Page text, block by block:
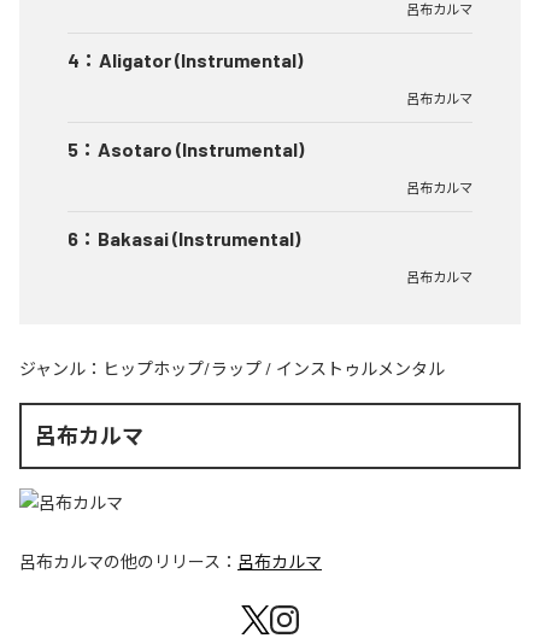
呂布カルマ
4 ： Aligator (Instrumental)
呂布カルマ
5 ： Asotaro (Instrumental)
呂布カルマ
6 ： Bakasai (Instrumental)
呂布カルマ
ジャンル： ヒップホップ/ラップ / インストゥルメンタル
呂布カルマ
呂布カルマの他のリリース： 呂布カルマ